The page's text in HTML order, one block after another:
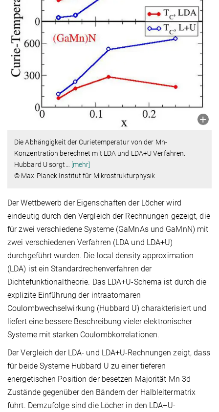
Die Abhängigkeit der Curietemperatur von der Mn-
Konzentration berechnet mit LDA und LDA+U Verfahren.
Hubbard U sorgt
[mehr]
© Max-Planck Institut für Mikrostrukturphysik
Der Wettbewerb der Eigenschaften der Löcher wird
eindeutig durch den Vergleich der Rechnungen gezeigt, die
für zwei verschiedene Systeme (GaMnAs und GaMnN) mit
zwei verschiedenen Verfahren (LDA und LDA+U)
durchgeführt wurden. Die local density approximation
(LDA) ist ein Standardrechenverfahren der
Dichtefunktionaltheorie. Das LDA+U-Schema ist durch die
explizite Einführung der intraatomaren
Coulombwechselwirkung (Hubbard U) charakterisiert und
liefert eine bessere Beschreibung vieler elektronischer
Systeme mit starken Coulombkorrelationen.
Der Vergleich der LDA- und LDA+U-Rechnungen zeigt, dass
für beide Systeme Hubbard U zu einer tieferen
energetischen Position der besetzen Majorität Mn 3d
Zustände gegenüber den Bändern der Halbleitermatrix
führt. Demzufolge sind die Löcher in den LDA+U-